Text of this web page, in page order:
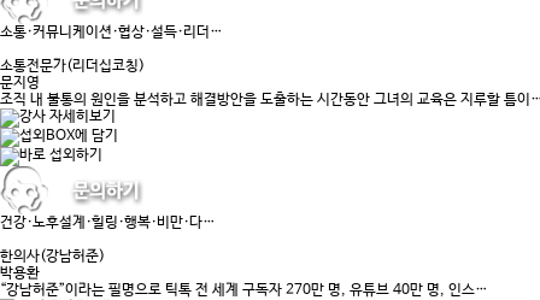
소통·커뮤니케이션·협상·설득·리더…
소통전문가(리더십코칭)
문지영
조직 내 불통의 원인을 분석하고 해결방안을 도출하는 시간동안 그녀의 교육은 지루할 틈이
건강·노후설계·힐링·행복·비만·다…
한의사(강남허준)
박용환
“강남허준”이라는 필명으로 틱톡 전 세계 구독자 270만 명, 유튜브 40만 명, 인스…